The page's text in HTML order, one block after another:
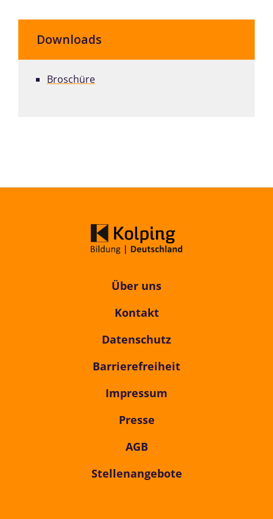
Downloads
Broschüre
Über uns
Kontakt
Datenschutz
Barrierefreiheit
Impressum
Presse
AGB
Stellenangebote